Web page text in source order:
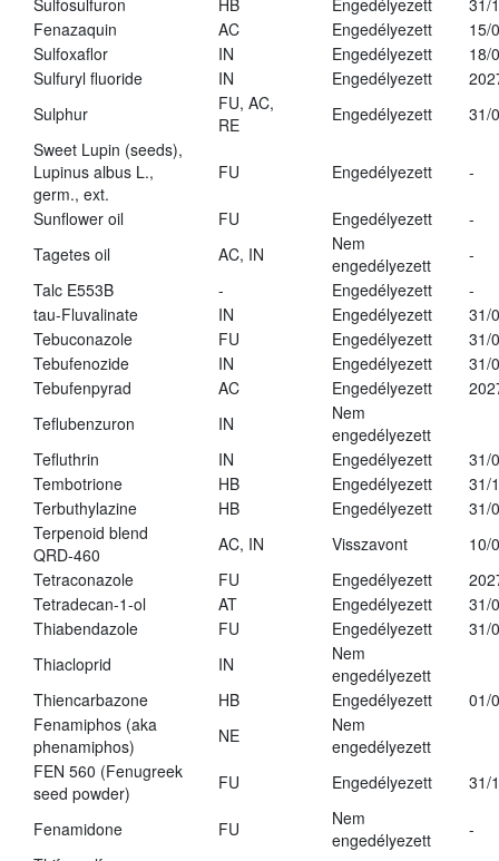
Sulfosulfuron
HB Engedélyezett
31/
Fenazaquin
AC Engedélyezett
15/
Sulfoxaflor
IN Engedélyezett
18/
Sulfuryl fluoride
IN Engedélyezett
Sulphur
FU, AC,
RE
Engedélyezett
31/
Sweet Lupin (seeds),
Lupinus albus L.,
germ., ext.
FU Engedélyezett -
Sunflower oil FU Engedélyezett
-
Tagetes oil
AC, IN
Nem
engedélyezett
-
Talc E553B
- Engedélyezett
-
tau-Fluvalinate
IN Engedélyezett
31/
Tebuconazole
FU Engedélyezett
31/
Tebufenozide
IN Engedélyezett
31/
Tebufenpyrad
AC Engedélyezett
Teflubenzuron
IN
Nem
engedélyezett
Tefluthrin
IN Engedélyezett
31/
Tembotrione
HB Engedélyezett
31/
Terbuthylazine
HB Engedélyezett
31/
Terpenoid blend
QRD-460
AC, IN Visszavont
10/
Tetraconazole
FU Engedélyezett
Tetradecan-1-ol
AT Engedélyezett
31/
Thiabendazole
FU Engedélyezett
31/
Thiacloprid
IN
Nem
engedélyezett
Thiencarbazone
HB Engedélyezett
01/
Fenamiphos (aka
phenamiphos)
NE
Nem
engedélyezett
FEN 560 (Fenugreek
seed powder)
FU Engedélyezett 31/
Fenamidone FU
Nem
engedélyezett
-